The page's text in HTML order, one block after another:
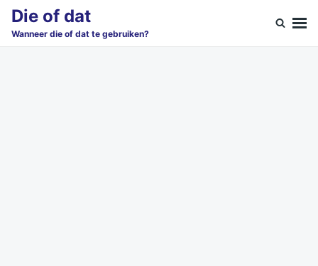
SkipSearch
for:
Die of dat
Wanneer die of dat te gebruiken?